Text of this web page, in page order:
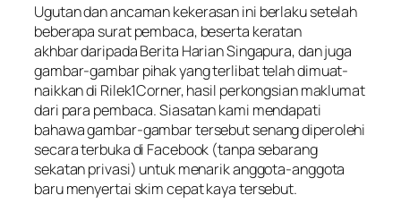
Ugutan dan ancaman kekerasan ini berlaku setelah
beberapa surat pembaca, beserta keratan
akhbar daripada Berita Harian Singapura, dan juga
gambar-gambar pihak yang terlibat telah dimuat-
naikkan di Rilek1Corner, hasil perkongsian maklumat
dari para pembaca. Siasatan kami mendapati
bahawa gambar-gambar tersebut senang diperolehi
secara terbuka di Facebook (tanpa sebarang
sekatan privasi) untuk menarik anggota-anggota
baru menyertai skim cepat kaya tersebut.